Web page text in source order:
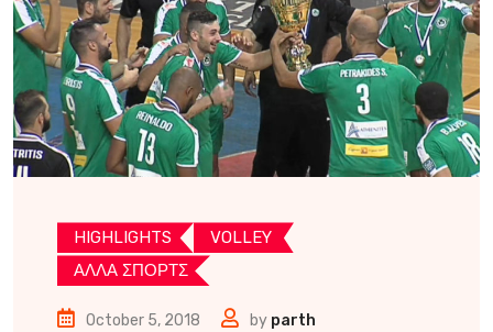
HIGHLIGHTS
VOLLEY
ΑΛΛΑ ΣΠΟΡΤΣ
October 5, 2018 by parth